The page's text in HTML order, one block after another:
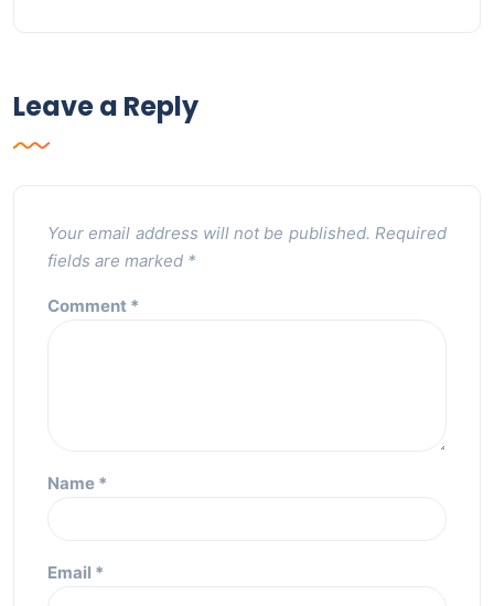
Leave a Reply
Your email address will not be published. Required
fields are marked *
Comment *
Name *
Email *